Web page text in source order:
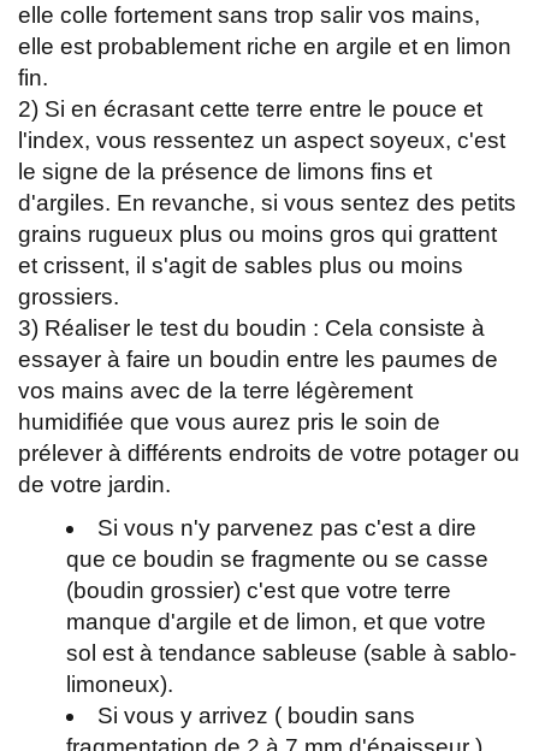
elle colle fortement sans trop salir vos mains,
elle est probablement riche en argile et en limon
fin.
2) Si en écrasant cette terre entre le pouce et
l'index, vous ressentez un aspect soyeux, c'est
le signe de la présence de limons fins et
d'argiles. En revanche, si vous sentez des petits
grains rugueux plus ou moins gros qui grattent
et crissent, il s'agit de sables plus ou moins
grossiers.
3) Réaliser le test du boudin : Cela consiste à
essayer à faire un boudin entre les paumes de
vos mains avec de la terre légèrement
humidifiée que vous aurez pris le soin de
prélever à différents endroits de votre potager ou
de votre jardin.
Si vous n'y parvenez pas c'est a dire
que ce boudin se fragmente ou se casse
(boudin grossier) c'est que votre terre
manque d'argile et de limon, et que votre
sol est à tendance sableuse (sable à sablo-
limoneux).
Si vous y arrivez ( boudin sans